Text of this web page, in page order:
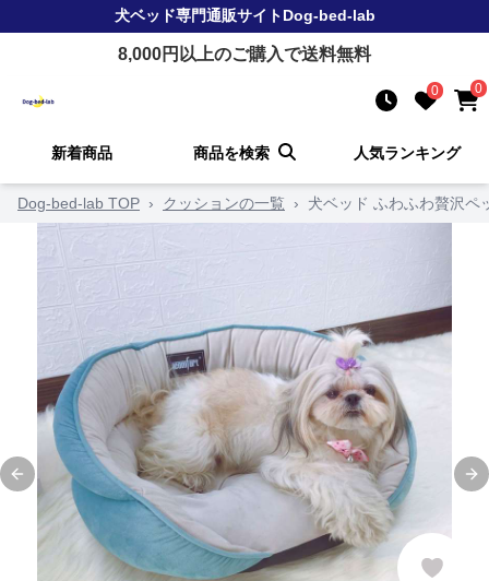
犬ベッド専門通販サイトDog-bed-lab
8,000円以上のご購入で送料無料
0 0
新着商品 商品を検索 人気ランキング
Dog-bed-lab TOP › クッションの一覧 › 犬ベッド ふわふわ贅沢ペ
Previous slide